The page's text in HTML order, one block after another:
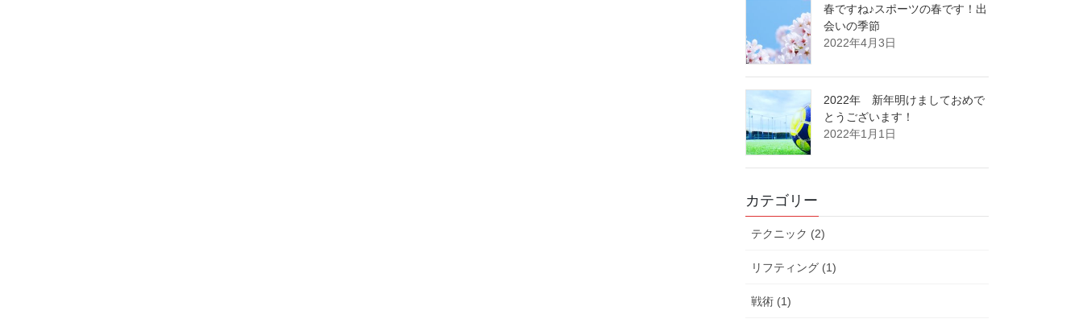
春ですね♪スポーツの春です！出
会いの季節
2022年4月3日
2022年 新年明けましておめで
とうございます！
2022年1月1日
カテゴリー
テクニック (2)
リフティング (1)
戦術 (1)